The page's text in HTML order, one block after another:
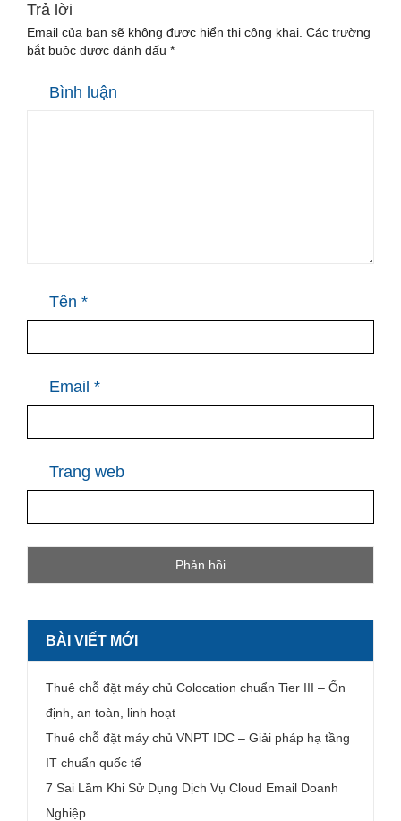
Trả lời
Email của bạn sẽ không được hiển thị công khai. Các trường
bắt buộc được đánh dấu *
Bình luận
Tên *
Email *
Trang web
BÀI VIẾT MỚI
Thuê chỗ đặt máy chủ Colocation chuẩn Tier III – Ổn
định, an toàn, linh hoạt
Thuê chỗ đặt máy chủ VNPT IDC – Giải pháp hạ tầng
IT chuẩn quốc tế
7 Sai Lầm Khi Sử Dụng Dịch Vụ Cloud Email Doanh
Nghiệp